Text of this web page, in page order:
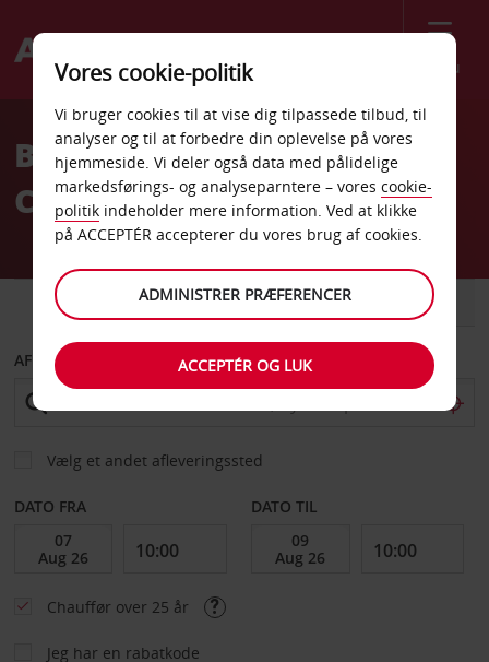
Menu
Welcome
AvisBilleje Turks og
Caicosøerne
VAREVOGN
AFHENT FRA
Vælg et andet afleveringssted
DATO FRA DATO TIL
Chauffør over 25 år
Jeg har en rabatkode
Vores cookie-politik
Vi bruger cookies til at vise dig tilpassede tilbud, til
analyser og til at forbedre din oplevelse på vores
hjemmeside. Vi deler også data med pålidelige
markedsførings- og analyseparntere – vores cookie-
politik indeholder mere information. Ved at klikke
på ACCEPTÉR accepterer du vores brug af cookies.
ADMINISTRER PRÆFERENCER
ACCEPTÉR OG LUK